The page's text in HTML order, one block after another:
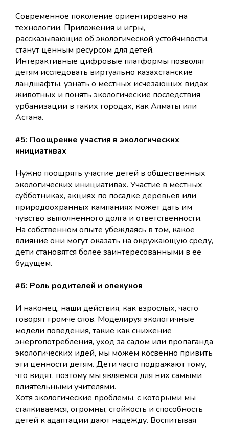
Современное поколение ориентировано на
технологии. Приложения и игры,
рассказывающие об экологической устойчивости,
станут ценным ресурсом для детей.
Интерактивные цифровые платформы позволят
детям исследовать виртуально казахстанские
ландшафты, узнать о местных исчезающих видах
животных и понять экологические последствия
урбанизации в таких городах, как Алматы или
Астана.
#5: Поощрение участия в экологических
инициативах
Нужно поощрять участие детей в общественных
экологических инициативах. Участие в местных
субботниках, акциях по посадке деревьев или
природоохранных кампаниях может дать им
чувство выполненного долга и ответственности.
На собственном опыте убеждаясь в том, какое
влияние они могут оказать на окружающую среду,
дети становятся более заинтересованными в ее
будущем.
#6: Роль родителей и опекунов
И наконец, наши действия, как взрослых, часто
говорят громче слов. Моделируя экологичные
модели поведения, такие как снижение
энергопотребления, уход за садом или пропаганда
экологических идей, мы можем косвенно привить
эти ценности детям. Дети часто подражают тому,
что видят, поэтому мы являемся для них самыми
влиятельными учителями.
Хотя экологические проблемы, с которыми мы
сталкиваемся, огромны, стойкость и способность
детей к адаптации дают надежду. Воспитывая